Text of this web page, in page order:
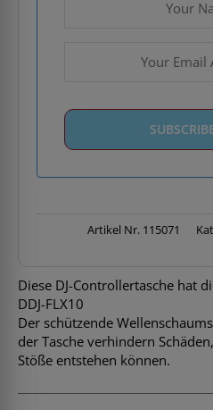
Artikel Nr. 115071
Diese DJ-Controllertasche hat
DDJ-FLX10
Der schützende
der Tasche verhindern
Stöße entstehen können.